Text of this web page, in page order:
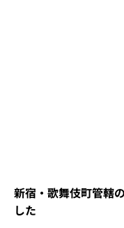
新宿・歌舞伎町管轄
した